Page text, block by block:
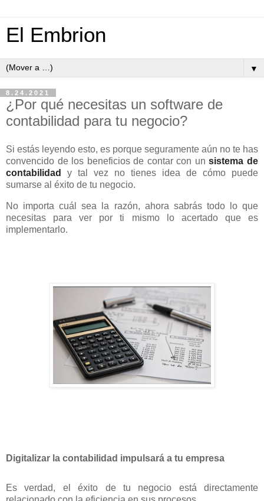
El Embrion
▼
8.24.2021
¿Por qué necesitas un software de
contabilidad para tu negocio?
Si estás leyendo esto, es porque seguramente aún no te has
convencido de los beneficios de contar con un sistema de
contabilidad
y tal vez no tienes idea de cómo puede
sumarse al éxito de tu negocio.
No importa cuál sea la razón, ahora sabrás todo lo que
necesitas para ver por ti mismo lo acertado que es
implementarlo.
Digitalizar la contabilidad impulsará a tu empresa
Es verdad, el éxito de tu negocio está directamente